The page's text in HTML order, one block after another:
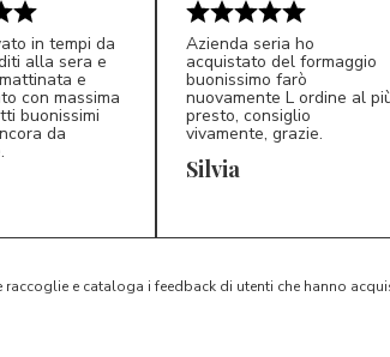
in tempi da
alla sera e
e
con massima
buonissimi
da
S*
Azienda seria ho
acquistato del formaggio
buonissimo farò
nuovamente L ordine al
presto, consiglio
vivamente, grazie.
Silvia
raccoglie e cataloga i feedback di utenti che hanno